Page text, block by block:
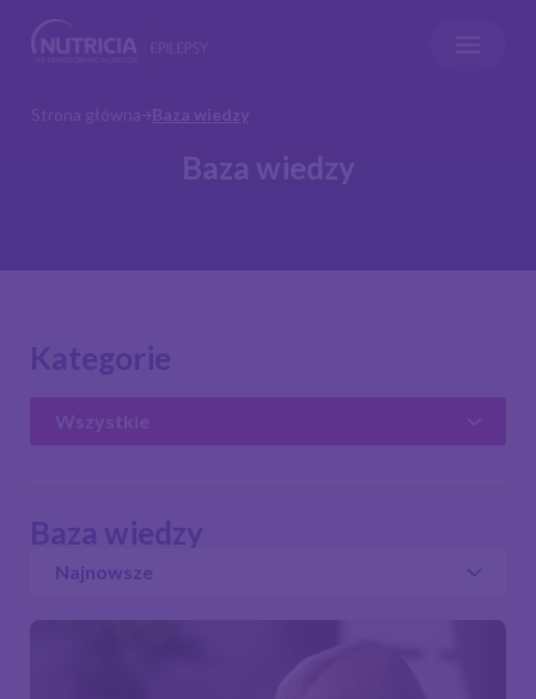
Strona główna Baza wiedzy
Baza wiedzy
Kategorie
Baza wiedzy